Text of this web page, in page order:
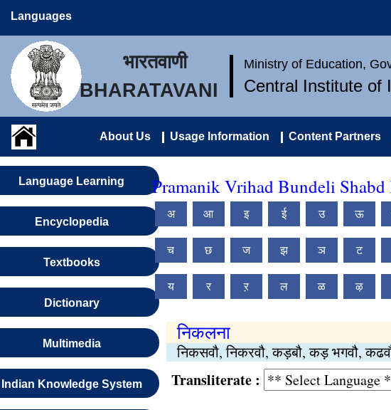
Languages
भारतवाणी
BHARATAVANI
Ministry of Education,
Central Institute of
About Us Usage Information Content Partners
Language Learning
Encyclopedia
Textbooks
Dictionary
Multimedia
Indian Knowledge System
Pramanik Vrihad Bundeli
अ आ इ ई उ ऊ
च छ ज झ ञ ट
य र ऱ ल ळ ऴ
निकलना
निकसवौ, निकरवौ, कड़बौ, कड़ भगवौ,
Transliterate :